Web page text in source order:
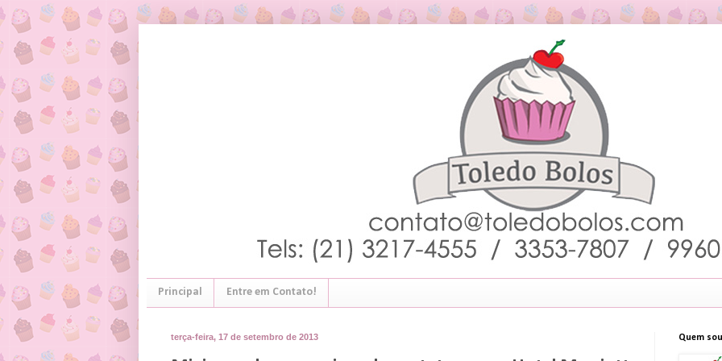
Principal Entre em Contato!
terça-feira, 17 de setembro de 2013 Quem